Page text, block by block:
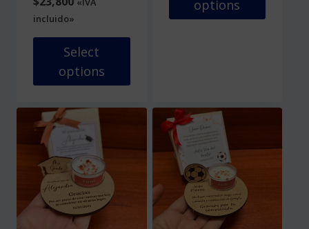
$28,000.
price
is:
$23,800.
incluido»
Select
options
producto
tiene
múltiples
variantes.
Las
opciones
se
options